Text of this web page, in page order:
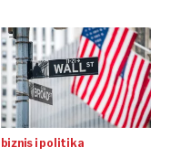
biznis i politika